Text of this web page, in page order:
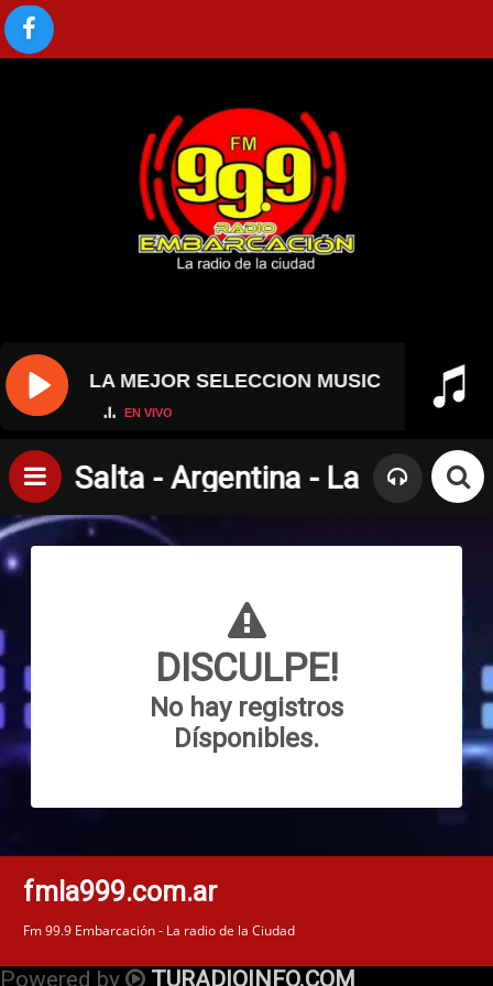
// LA MEJOR SELECCION MUSICAL....
EN VIVO
- Salta - Argentina - La Radio De
DISCULPE!
No hay registros
Dísponibles.
fmla999.com.ar
Fm 99.9 Embarcación - La radio de la Ciudad
Powered by TURADIOINFO.COM